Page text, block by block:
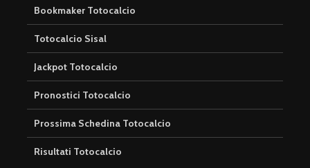
Bookmaker Totocalcio
Totocalcio Sisal
Jackpot Totocalcio
Pronostici Totocalcio
Prossima Schedina Totocalcio
Risultati Totocalcio